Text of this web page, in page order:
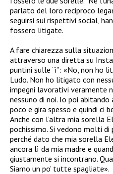
parlato del loro reciproco
seguirsi sui rispettivi social,
fossero litigate.
A fare chiarezza sulla
attraverso una diretta su
puntini sulle “i”: «No, non ho
Ludo. Non ho litigato con
impegni lavorativi veramente
nessuno di noi. Io poi
poco e gira spesso e quindi ci
Anche con l’altra mia sorella
pochissimo. Si vedono molti di
perché dato che mia sorella
ancora lì da mia madre e
giustamente si incontrano.
Siamo un po’ tutte spagliate».